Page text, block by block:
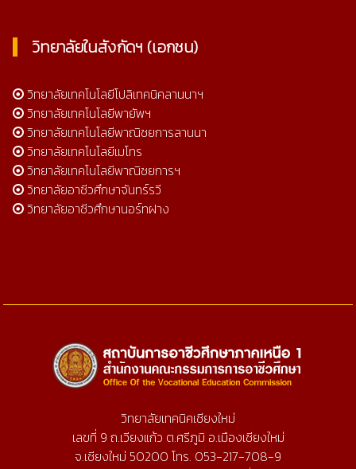
วิทยาลัยในสังกัดฯ (เอกชน)
วิทยาลัยเทคโนโลยีโปลิเทคนิคลานนาฯ
วิทยาลัยเทคโนโลยีพายัพฯ
วิทยาลัยเทคโนโลยีพาณิชยการลานนา
วิทยาลัยเทคโนโลยีเมโทร
วิทยาลัยเทคโนโลยีพาณิชยการฯ
วิทยาลัยอาชีวศึกษาจันทร์รวี
วิทยาลัยอาชีวศึกษานอร์ทฝาง
วิทยาลัยเทคนิคเชียงใหม่
เลขที่ 9 ถ.เวียงแก้ว ต.ศรีภูมิ อ.เมืองเชียงใหม่
จ.เชียงใหม่ 50200 โทร. 053-217-708-9